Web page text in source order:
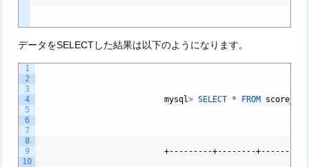
データをSELECTした結果は以下のようになります。
1
2
3
4
5
6
7
8
9
10
mysql> SELECT * FROM
+---------+--------